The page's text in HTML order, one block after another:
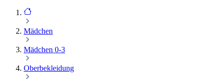
Mädchen
Mädchen 0-3
Oberbekleidung